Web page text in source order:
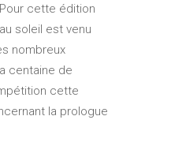
cette édition
soleil est venu
nombreux
centaine de
cette
la prologue